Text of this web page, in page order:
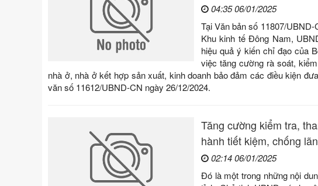
04:35 06/01/2025
Tại Văn bản số 11807/
Khu kinh tế Đông Nam,
hiệu quả ý kiến chỉ đạo của
việc tăng cường rà soát,
nhà ở, nhà ở kết hợp sản xuất, kinh doanh bảo đảm các điều kiện
văn số 11612/UBND-CN ngày 26/12/2024.
Tăng cường kiểm tra,
hành tiết kiệm, chống
02:14 06/01/2025
Đó là một trong những nội